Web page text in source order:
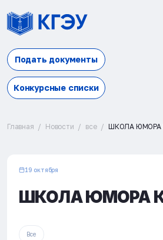
Подать документы
Конкурсные списки
Главная Новости все ШКОЛА ЮМОРА
19 октября
ШКОЛА ЮМОРА
Все